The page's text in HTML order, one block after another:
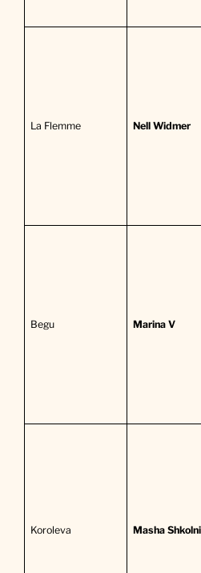
La Flemme Nell Widmer
Begu Marina V
Koroleva Masha